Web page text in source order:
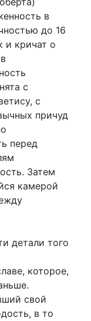
в
до 16
и кричат о
с
с
причуд
перед
Затем
камерой
детали того
которое,
свой
в то